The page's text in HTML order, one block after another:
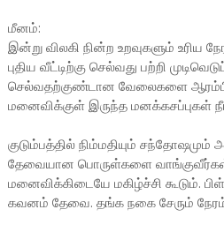
மீனம்:
இன்று விலகி நின்ற உறவுகளும் உரிய
புதிய வீட்டிற்கு செல்வது பற்றி
செல்வதற்குண்டான வேலைகளை
மனைவிக்குள் இருந்த மனக்கசப்புகள்
குடும்பத்தில் நிம்மதியும் சந்தோஷமும்
தேவையான பொருள்களை
மனைவிக்கிடையே மகிழ்ச்சி கூடும்.
கவனம் தேவை. தங்க நகை சேரும்